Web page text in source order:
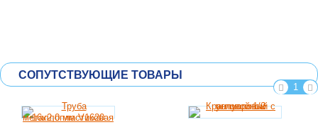
СОПУТСТВУЮЩИЕ ТОВАРЫ
1